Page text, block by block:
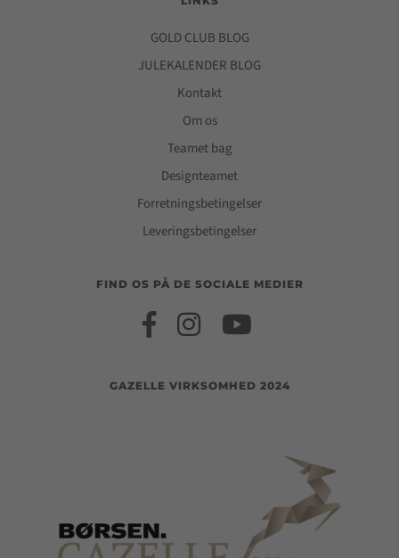
GOLD CLUB BLOG
JULEKALENDER BLOG
Kontakt
Om os
Teamet bag
Designteamet
Forretningsbetingelser
Leveringsbetingelser
FIND OS PÅ DE SOCIALE MEDIER
GAZELLE VIRKSOMHED 2024